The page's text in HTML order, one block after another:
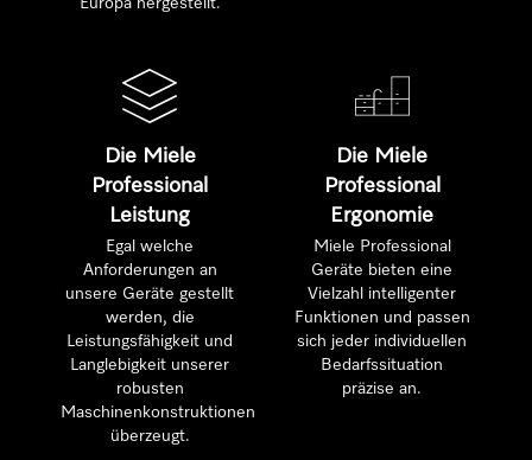
Die Miele
Professional
Leistung
Egal welche
Anforderungen an
unsere Geräte gestellt
werden, die
Leistungsfähigkeit und
Langlebigkeit unserer
robusten
Maschinenkonstruktionen
überzeugt.
Die Miele
Professional
Ergonomie
Miele Professional
Geräte bieten eine
Vielzahl intelligenter
Funktionen und passen
sich jeder individuellen
Bedarfssituation
präzise an.